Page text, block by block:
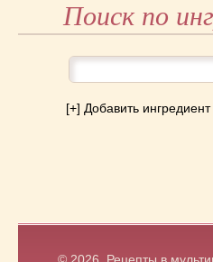
Поиск по
[+] Добавить ингредиент